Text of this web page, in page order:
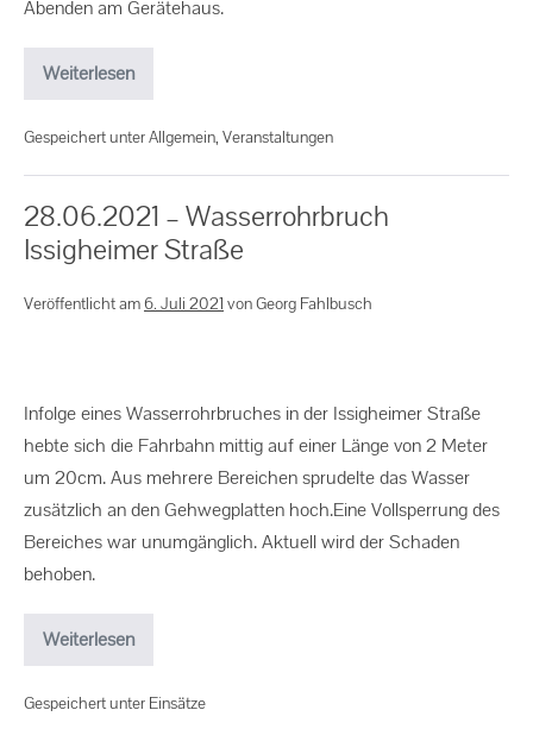
Abenden am Gerätehaus.
Weiterlesen
Gespeichert unterAllgemein Veranstaltungen
28.06.2021 – Wasserrohrbruch
Issigheimer Straße
Veröffentlicht am 6. Juli 2021 vonGeorg Fahlbusch
Infolge eines Wasserrohrbruches in der Issigheimer Straße
hebte sich die Fahrbahn mittig auf einer Länge von 2 Meter
um 20cm. Aus mehrere Bereichen sprudelte das Wasser
zusätzlich an den Gehwegplatten hoch.Eine Vollsperrung des
Bereiches war unumgänglich. Aktuell wird der Schaden
behoben.
Weiterlesen
Gespeichert unter Einsätze